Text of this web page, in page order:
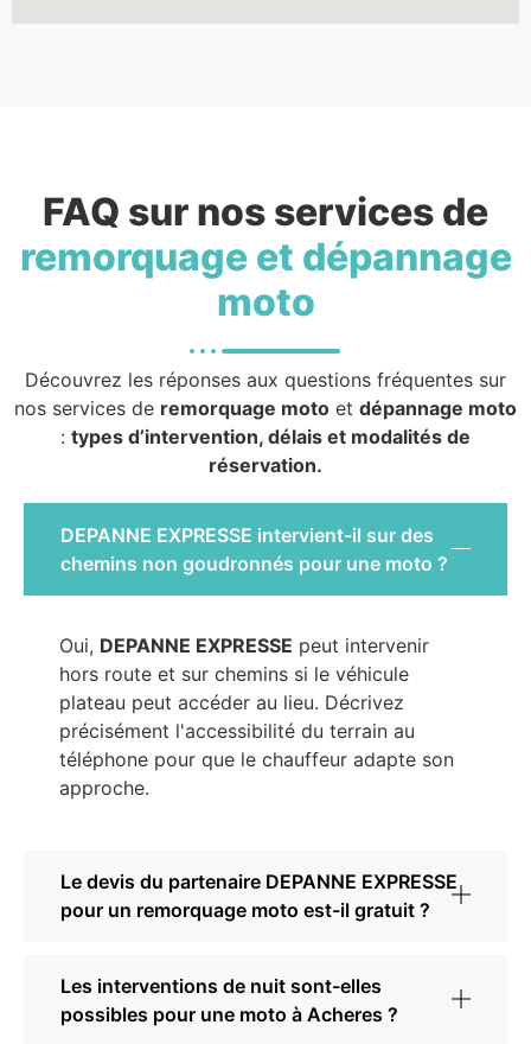
FAQ sur nos services de
remorquage et dépannage
moto
Découvrez les réponses aux questions fréquentes sur
nos services de remorquage moto et dépannage moto
: types d’intervention, délais et modalités de
réservation.
DEPANNE EXPRESSE intervient-il sur des
chemins non goudronnés pour une moto ?
Oui, DEPANNE EXPRESSE peut intervenir
hors route et sur chemins si le véhicule
plateau peut accéder au lieu. Décrivez
précisément l'accessibilité du terrain au
téléphone pour que le chauffeur adapte son
approche.
Le devis du partenaire DEPANNE EXPRESSE
pour un remorquage moto est-il gratuit ?
Les interventions de nuit sont-elles
possibles pour une moto à Acheres ?